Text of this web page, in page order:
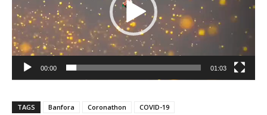
00:00 01:03
TAGS Banfora Coronathon COVID-19